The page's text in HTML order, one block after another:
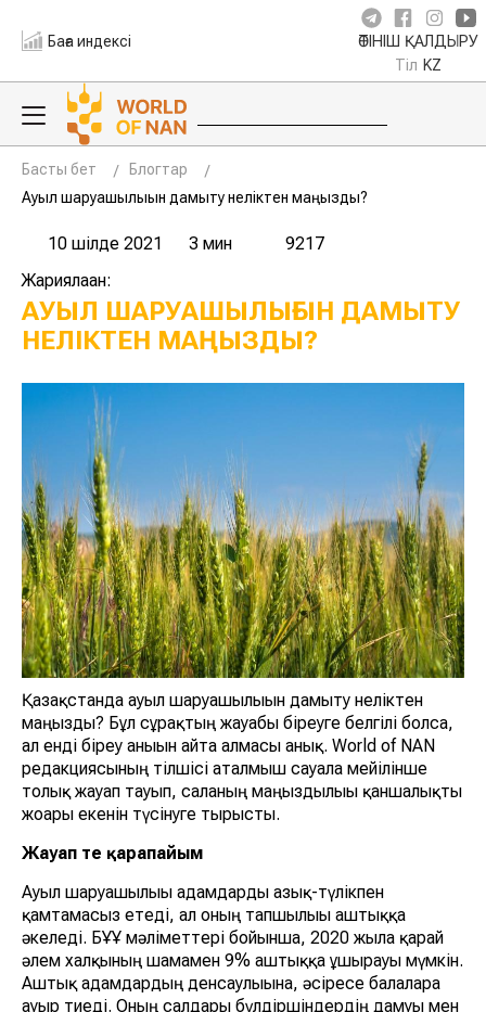
Баға индексі ӨТІНІШ ҚАЛДЫРУ
Тіл KZ
Басты бет
Блогтар
Ауыл шаруашылығын дамыту неліктен маңызды?
10 шілде 2021 3 мин
9217
Жариялаған:
АУЫЛ ШАРУАШЫЛЫҒЫН ДАМЫТУ
НЕЛІКТЕН МАҢЫЗДЫ?
Қазақстанда ауыл шаруашылығын дамыту неліктен
маңызды? Бұл сұрақтың жауабы біреуге белгілі болса,
ал енді біреу анығын айта алмасы анық. World of NAN
редакциясының тілшісі аталмыш сауалға мейілінше
толық жауап тауып, саланың маңыздылығы қаншалықты
жоғары екенін түсінуге тырысты.
Жауап өте қарапайым
Ауыл шаруашылығы адамдарды азық-түлікпен
қамтамасыз етеді, ал оның тапшылығы аштыққа
әкеледі. БҰҰ мәліметтері бойынша, 2020 жылға қарай
әлем халқының шамамен 9% аштыққа ұшырауы мүмкін.
Аштық адамдардың денсаулығына, әсіресе балаларға
ауыр тиеді. Оның салдары бүлдіршіндердің дамуы мен